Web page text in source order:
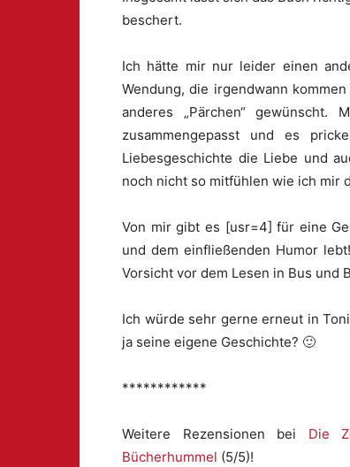
beschert.
Ich hätte mir nur leider einen
Wendung, die irgendwann
anderes „Pärchen“
zusammengepasst und es
Liebesgeschichte die Liebe und
noch nicht so mitfühlen wie ich mir
Von mir gibt es [usr=4] für eine
und dem einfließenden Humor
Vorsicht vor dem Lesen in Bus und
Ich würde sehr gerne erneut in
ja seine eigene Geschichte? 🙂
************
Weitere Rezensionen bei Die
Bücherhummel (5/5)!